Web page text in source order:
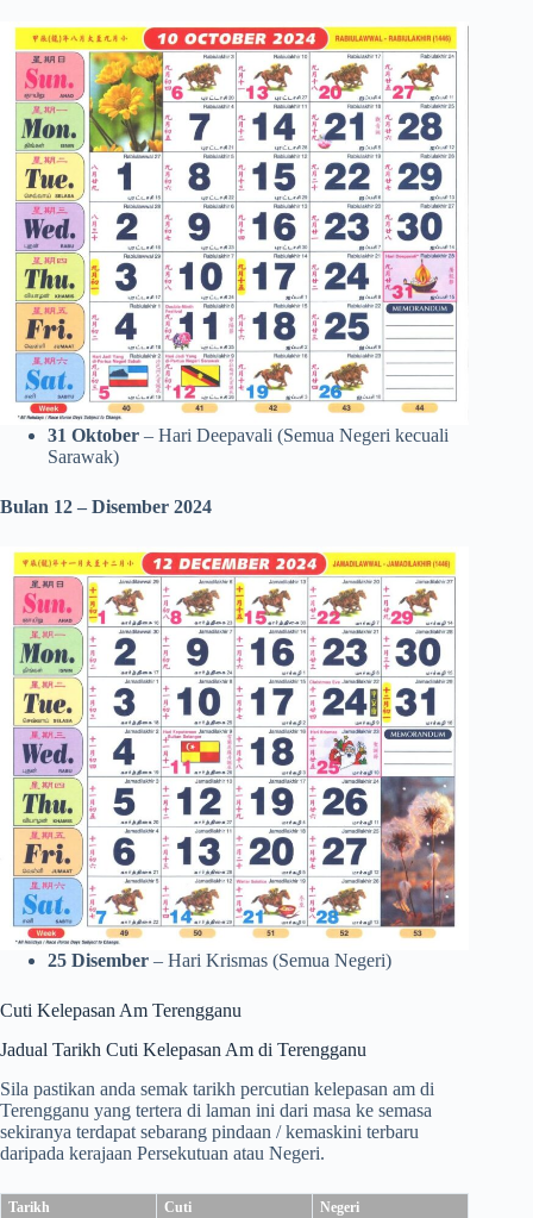
31 Oktober – Hari Deepavali (Semua Negeri kecuali
Sarawak)
Bulan 12 – Disember 2024
25 Disember – Hari Krismas (Semua Negeri)
Cuti Kelepasan Am Terengganu
Jadual Tarikh Cuti Kelepasan Am di Terengganu
Sila pastikan anda semak tarikh percutian kelepasan am di
Terengganu yang tertera di laman ini dari masa ke semasa
sekiranya terdapat sebarang pindaan / kemaskini terbaru
daripada kerajaan Persekutuan atau Negeri.
Tarikh Cuti
Negeri